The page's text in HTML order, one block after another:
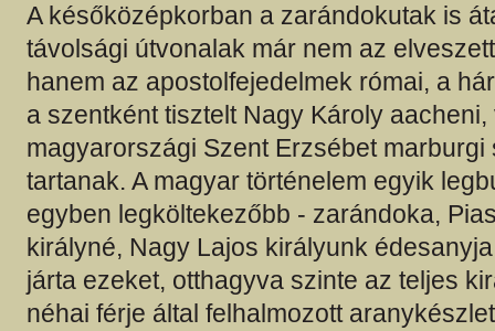
A későközépkorban a zarándokutak is
távolsági útvonalak már nem az
hanem az apostolfejedelmek római, a
a szentként tisztelt Nagy Károly aacheni,
magyarországi Szent Erzsébet marburgi
tartanak. A magyar történelem egyik
egyben legköltekezőbb - zarándoka,
királyné, Nagy Lajos királyunk
járta ezeket, otthagyva szinte az teljes
néhai férje által felhalmozott